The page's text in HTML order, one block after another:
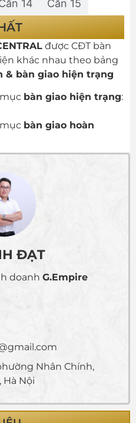
14 Căn 15
được CĐT bàn
khác nhau theo bảng
& bàn giao hiện trạng
bàn giao hiện trạng:
bàn giao hoàn
ĐẠT
doanh G.Empire
Nhân Chính,
Hà Nội